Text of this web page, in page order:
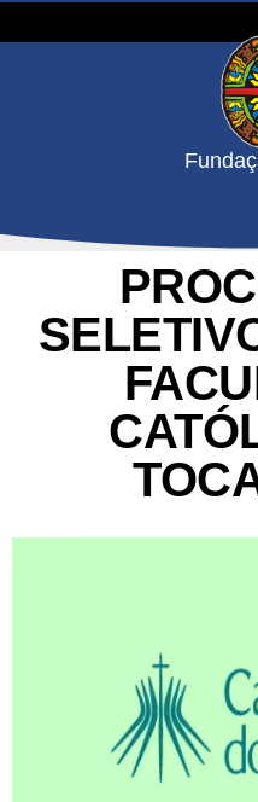
A Fundação
Projetos
Concursos e Processos
Contato